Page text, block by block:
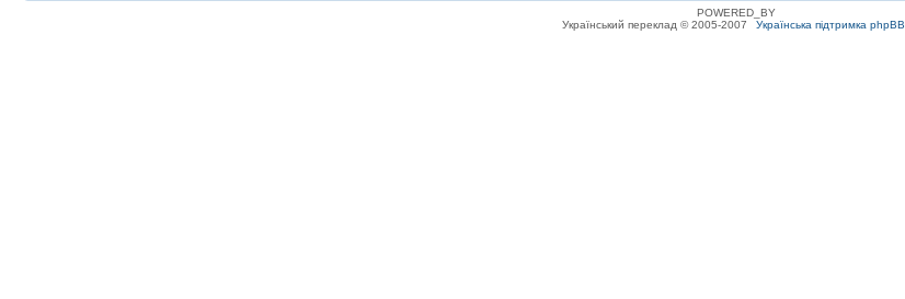
POWERED_BY
Український переклад © 2005-2007
Українська підтримка phpBB